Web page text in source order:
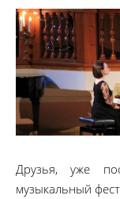
Друзья, уже
музыкальный